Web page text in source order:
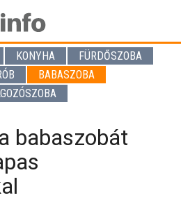
KONYHA
FÜRDŐSZOBA
BABASZOBA
babaszobát